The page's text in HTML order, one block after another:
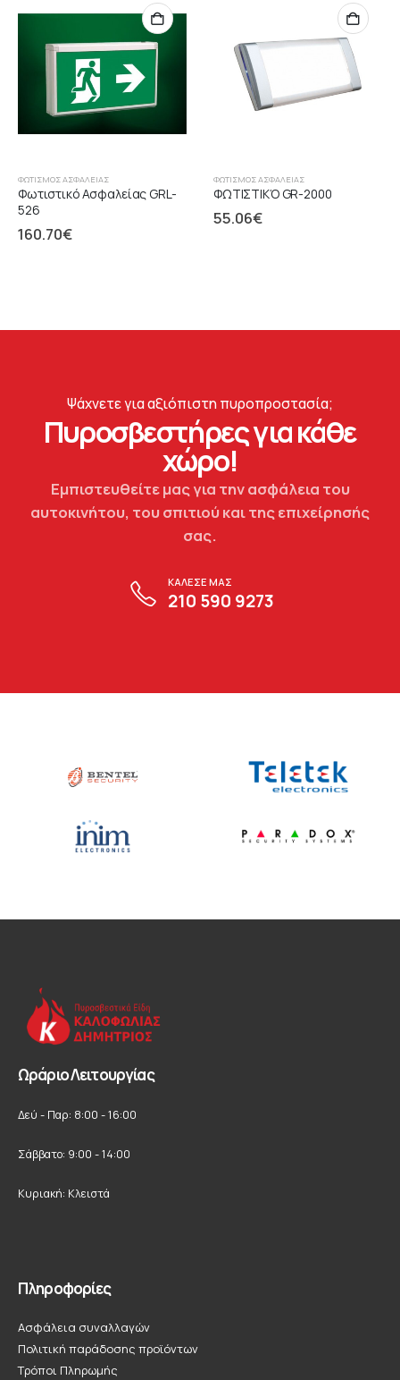
ΦΩΤΙΣΜΌΣ ΑΣΦΑΛΕΊΑΣ
Φωτιστικό Ασφαλείας GRL-
526
160.70€
ΦΩΤΙΣΜΌΣ ΑΣΦΑΛΕΊΑΣ
ΦΩΤΙΣΤΙΚΌ GR-2000
55.06€
Ψάχνετε για αξιόπιστη πυροπροστασία;
Πυροσβεστήρες για κάθε
χώρο!
Εμπιστευθείτε μας για την ασφάλεια του
αυτοκινήτου, του σπιτιού και της επιχείρησής
σας.
ΚΑΛΕΣΕ ΜΑΣ
210 590 9273
Ωράριο Λειτουργίας
Δεύ - Παρ: 8:00 - 16:00
Σάββατο: 9:00 - 14:00
Κυριακή: Κλειστά
Πληροφορίες
Ασφάλεια συναλλαγών
Πολιτική παράδοσης προϊόντων
Τρόποι Πληρωμής